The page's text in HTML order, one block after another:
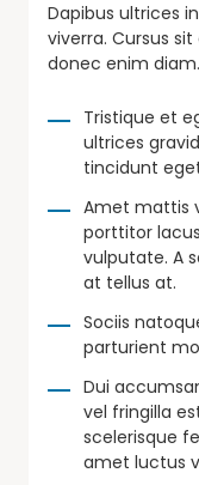
Dapibus ultrices
viverra. Cursus
donec enim diam.
Tristique et
ultrices
tincidunt
Amet mattis
porttitor
vulputate. A
at tellus at.
Sociis
parturient
Dui
vel fringilla
scelerisque
amet luctus